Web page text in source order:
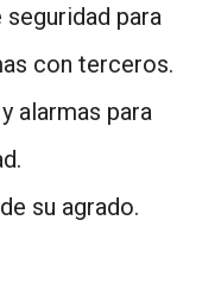
seguridad para
con terceros.
alarmas para
su agrado.